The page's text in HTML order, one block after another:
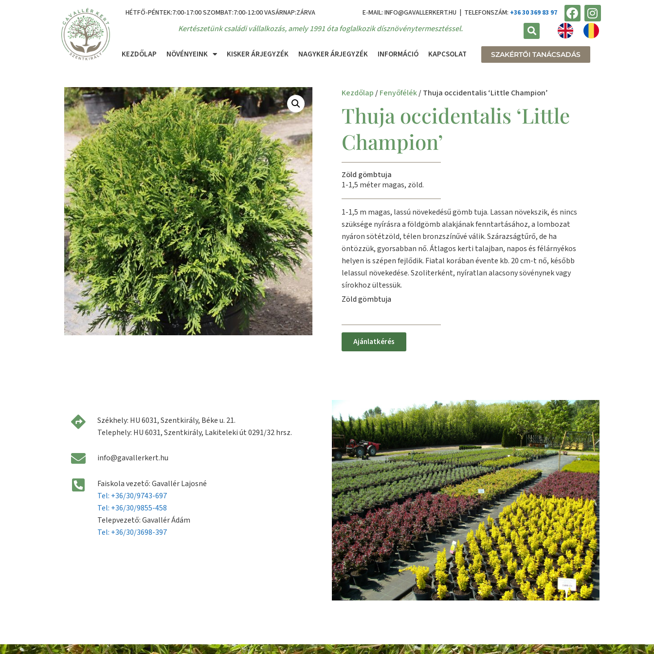
HÉTFŐ-PÉNTEK:7:00-17:00 SZOMBAT:7:00-12:00 VASÁRNAP:ZÁRVA E-MAIL: INFO@GAVALLERKERT.HU | TELEFONSZÁM: +36 30 369 83 97
Kertészetünk családi vállalkozás, amely 1991 óta foglalkozik dísznövénytermesztéssel.
KEZDŐLAP NÖVÉNYEINK KISKER ÁRJEGYZÉK NAGYKER ÁRJEGYZÉK INFORMÁCIÓ KAPCSOLAT SZAKÉRTŐI TANÁCSADÁS
Kezdőlap /Fenyőfélék/ Thuja occidentalis ‘Little Champion’
Thuja occidentalis ‘Little
Champion’
Zöld gömbtuja
1-1,5 méter magas, zöld.
1-1,5 m magas, lassú növekedésű gömb tuja. Lassan növekszik, és nincs
szüksége nyírásra a földgömb alakjának fenntartásához, a lombozat
nyáron sötétzöld, télen bronzszínűvé válik. Szárazságtűrő, de ha
öntözzük, gyorsabban nő. Átlagos kerti talajban, napos és félárnyékos
helyen is szépen fejlődik. Fiatal korában évente kb. 20 cm-t nő, később
lelassul növekedése. Szoliterként, nyíratlan alacsony sövénynek vagy
sírokhoz ültessük.
Zöld gömbtuja
Ajánlatkérés
Székhely: HU 6031, Szentkirály, Béke u. 21.
Telephely: HU 6031, Szentkirály, Lakiteleki út 0291/32 hrsz.
info@gavallerkert.hu
Faiskola vezető: Gavallér Lajosné
Tel: +36/30/9743-697
Tel: +36/30/9855-458
Telepvezető: Gavallér Ádám
Tel: +36/30/3698-397